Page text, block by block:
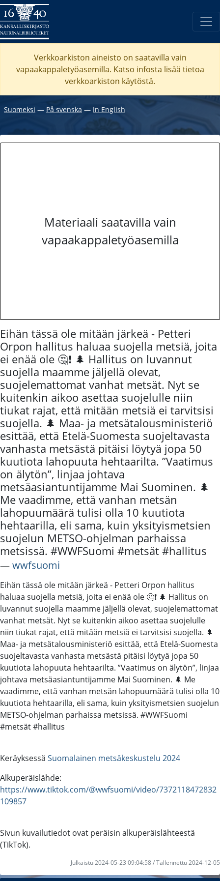
Verkkoarkiston aineisto on saatavilla vain
vapaakappaletyöasemilla. Katso infosta lisää tietoa
verkkoarkiston käytöstä.
Suomeksi ― På svenska ― In English
Materiaali saatavilla vain
vapaakappaletyöasemilla
Eihän tässä ole mitään järkeä - Petteri
Orpon hallitus haluaa suojella metsiä, joita
ei enää ole 🤔❗ 🌲 Hallitus on luvannut
suojella maamme jäljellä olevat,
suojelemattomat vanhat metsät. Nyt se
kuitenkin aikoo asettaa suojelulle niin
tiukat rajat, että mitään metsiä ei tarvitsisi
suojella. 🌲 Maa- ja metsätalousministeriö
esittää, että Etelä-Suomesta suojeltavasta
vanhasta metsästä pitäisi löytyä jopa 50
kuutiota lahopuuta hehtaarilta. ”Vaatimus
on älytön”, linjaa johtava
metsäasiantuntijamme Mai Suominen. 🌲
Me vaadimme, että vanhan metsän
lahopuumäärä tulisi olla 10 kuutiota
hehtaarilla, eli sama, kuin yksityismetsien
suojelun METSO-ohjelman parhaissa
metsissä. #WWFSuomi #metsät #hallitus
―wwfsuomi
Eihän tässä ole mitään järkeä - Petteri Orpon hallitus
haluaa suojella metsiä, joita ei enää ole 🤔❗ 🌲 Hallitus on
luvannut suojella maamme jäljellä olevat, suojelemattomat
vanhat metsät. Nyt se kuitenkin aikoo asettaa suojelulle
niin tiukat rajat, että mitään metsiä ei tarvitsisi suojella. 🌲
Maa- ja metsätalousministeriö esittää, että Etelä-Suomesta
suojeltavasta vanhasta metsästä pitäisi löytyä jopa 50
kuutiota lahopuuta hehtaarilta. ”Vaatimus on älytön”, linjaa
johtava metsäasiantuntijamme Mai Suominen. 🌲 Me
vaadimme, että vanhan metsän lahopuumäärä tulisi olla 10
kuutiota hehtaarilla, eli sama, kuin yksityismetsien suojelun
METSO-ohjelman parhaissa metsissä. #WWFSuomi
#metsät #hallitus
Keräyksessä Suomalainen metsäkeskustelu 2024
Alkuperäislähde:
https://www.tiktok.com/@wwfsuomi/video/7372118472832
109857
Sivun kuvailutiedot ovat peräisin alkuperäislähteestä
(TikTok).
Julkaistu 2024-05-23 09:04:58 / Tallennettu 2024-12-05